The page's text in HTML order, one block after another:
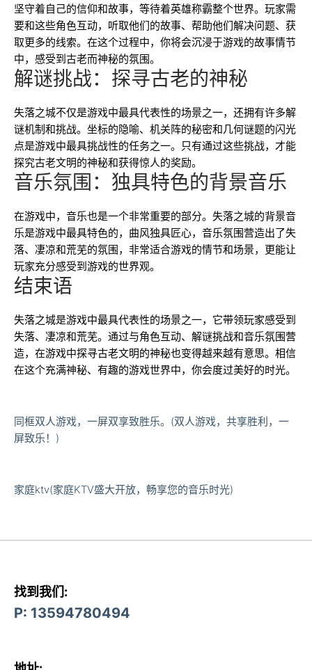
坚守着自己的信仰和故事，等待着英雄称霸整个世界。玩家需
要和这些角色互动，听取他们的故事、帮助他们解决问题、获
取更多的线索。在这个过程中，你将会沉浸于游戏的故事情节
中，感受到古老而神秘的氛围。
解谜挑战：探寻古老的神秘
失落之城不仅是游戏中最具代表性的场景之一，还拥有许多解
谜机制和挑战。坐标的隐喻、机关阵的秘密和几何谜题的闪光
点是游戏中最具挑战性的任务之一。只有通过这些挑战，才能
探究古老文明的神秘和获得惊人的奖励。
音乐氛围：独具特色的背景音乐
在游戏中，音乐也是一个非常重要的部分。失落之城的背景音
乐是游戏中最具特色的，曲风独具匠心，音乐氛围营造出了失
落、凄凉和荒芜的氛围，非常适合游戏的情节和场景，更能让
玩家充分感受到游戏的世界观。
结束语
失落之城是游戏中最具代表性的场景之一，它带领玩家感受到
失落、凄凉和荒芜。通过与角色互动、解谜挑战和音乐氛围营
造，在游戏中探寻古老文明的神秘也变得越来越有意思。相信
在这个充满神秘、有趣的游戏世界中，你会度过美好的时光。
同框双人游戏，一屏双享致胜乐。(双人游戏，共享胜利，一
屏致乐！)
家庭ktv(家庭KTV盛大开放，畅享您的音乐时光)
找到我们:
P: 13594780494